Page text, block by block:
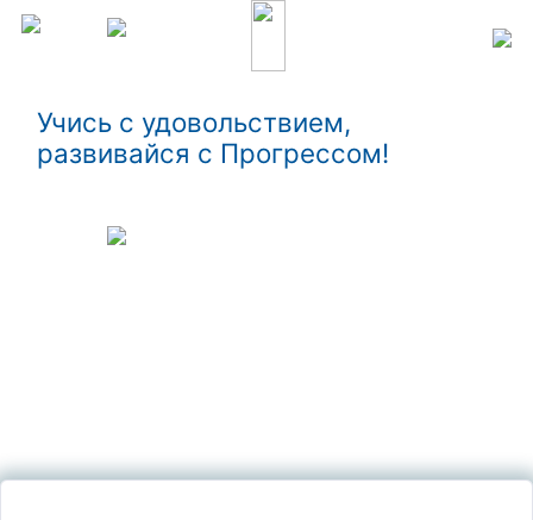
Учись с удовольствием,
развивайся с Прогрессом!